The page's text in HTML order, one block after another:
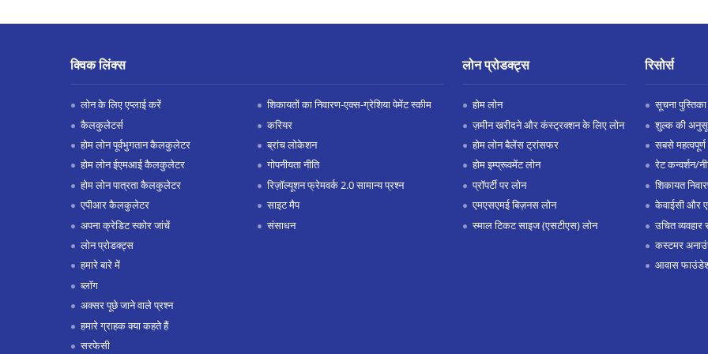
क्विक लिंक्स
लोन के लिए एप्लाई करें
कैलकुलेटर्स
होम लोन पूर्वभुगतान कैलकुलेटर
होम लोन ईएमआई कैलकुलेटर
होम लोन पात्रता कैलकुलेटर
एपीआर कैलकुलेटर
अपना क्रेडिट स्कोर जांचें
लोन प्रोडक्ट्स
हमारे बारे में
ब्लॉग
अक्सर पूछे जाने वाले प्रश्न
हमारे ग्राहक क्या कहते हैं
सरफेसी
शिकायतों का निवारण-एक्स-ग्रेशिया पेमेंट स्कीम
करियर
ब्रांच लोकेशन
गोपनीयता नीति
रिज़ॉल्यूशन फ्रेमवर्क 2.0 सामान्य प्रश्न
साइट मैप
संसाधन
लोन प्रोडक्ट्स
होम लोन
ज़मीन खरीदने और कंस्ट्रक्शन के लिए लोन
होम लोन बैलेंस ट्रांसफर
होम इम्प्रूवमेंट लोन
प्रॉपर्टी पर लोन
एमएसएमई बिज़नस लोन
स्माल टिकट साइज (एसटीएस) लोन
रिसोर्स
सूचना पुस्तिका
शुल्क की
सबसे महत्वपूर्ण
रेट कन्वर्शन/
शिकायत
केवाईसी और
उचित व्यवहार
कस्टमर
आवास